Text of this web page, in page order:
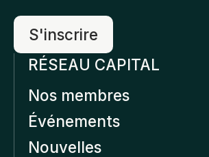
RÉSEAU CAPITAL
Nos membres
Événements
Nouvelles